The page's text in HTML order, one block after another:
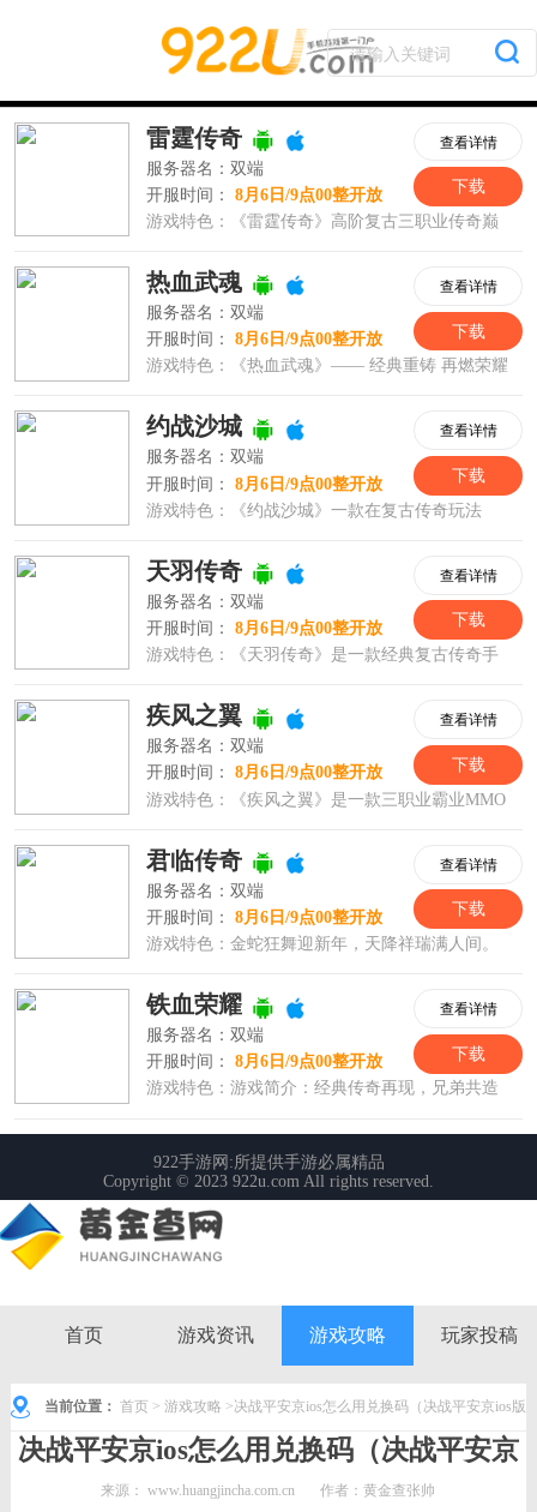
首页 游戏资讯 游戏攻略 玩家投稿
当前位置： 首页 > 游戏攻略 >决战平安京ios怎么用兑换码（决战平安京ios版
礼包码怎么兑换）
决战平安京ios怎么用兑换码（决战平安京
ios版礼包码怎么兑换）
来源：www.huangjincha.com.cn 作者：黄金查张帅